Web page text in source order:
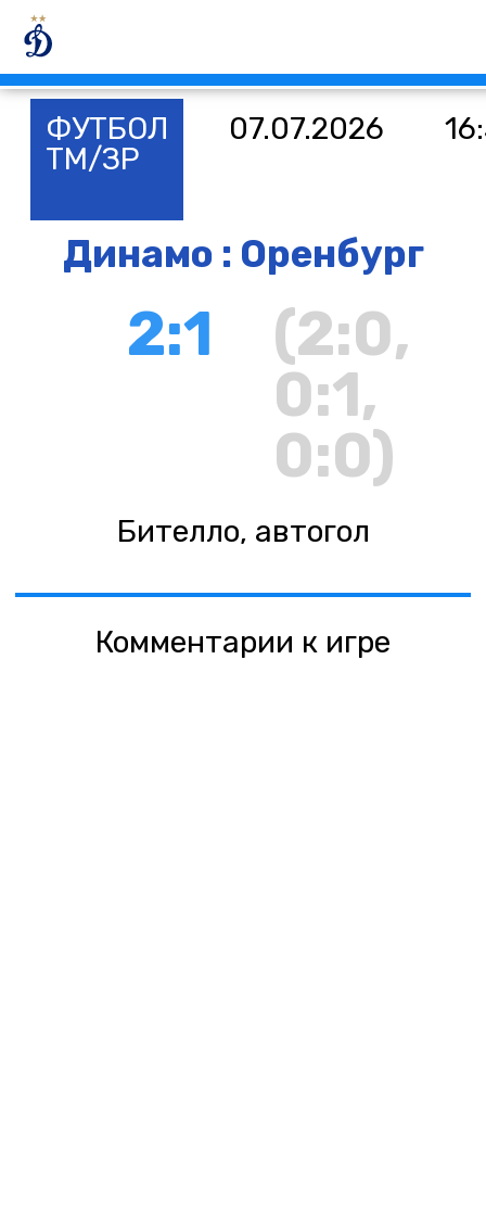
ФУТБОЛ
ТМ/ЗР
07.07.2026
Динамо : Оренбург
2:1
(2:0,
0:1,
0:0)
Бителло, автогол
Комментарии к игре